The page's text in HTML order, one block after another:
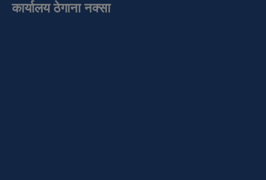
कार्यालय ठेगाना नक्सा